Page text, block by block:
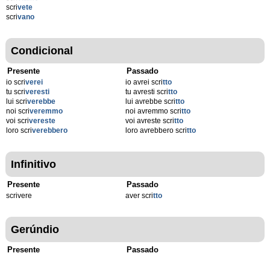
scrivete
scrivano
Condicional
Presente
io scriverei
tu scriveresti
lui scriverebbe
noi scriveremmo
voi scrivereste
loro scriverebbero
Passado
io avrei scritto
tu avresti scritto
lui avrebbe scritto
noi avremmo scritto
voi avreste scritto
loro avrebbero scritto
Infinitivo
Presente
scrivere
Passado
aver scritto
Gerúndio
Presente Passado